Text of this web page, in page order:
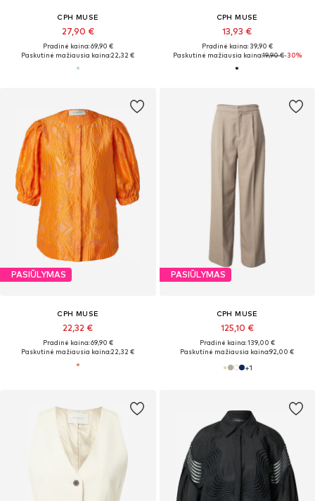
CPH MUSE
27,90 €
Pradinė kaina: 69,90 €
Paskutinė mažiausia kaina:22,32 €
CPH MUSE
13,93 €
Pradinė kaina: 39,90 €
Paskutinė mažiausia kaina:19,90 €-30%
PASIŪLYMAS
CPH MUSE
22,32 €
Pradinė kaina: 69,90 €
Paskutinė mažiausia kaina:22,32 €
PASIŪLYMAS
CPH MUSE
125,10 €
Pradinė kaina: 139,00 €
Paskutinė mažiausia kaina:92,00 €
+1